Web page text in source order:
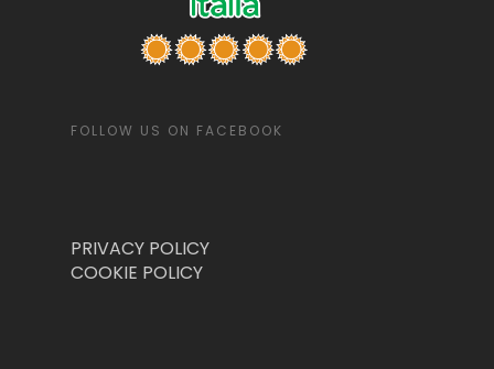
FOLLOW US ON FACEBOOK
PRIVACY POLICY
COOKIE POLICY